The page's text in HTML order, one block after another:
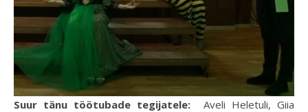
Suur tänu töötubade tegijatele:
Aveli Heletuli, Giia